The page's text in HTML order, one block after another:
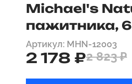
Michael's
пажитника,
Артикул: MHN-12003
2 178 ₽2 823 ₽